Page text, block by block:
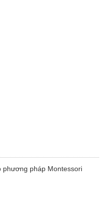
phương pháp Montessori